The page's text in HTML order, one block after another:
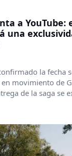
a YouTube:
una
la fecha
movimiento de
de la saga se